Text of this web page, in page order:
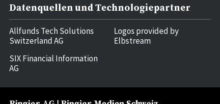
Datenquellen und Technologiepartner
Allfunds Tech Solutions
Switzerland AG
SIX Financial Information
AG
Logos provided by
Elbstream